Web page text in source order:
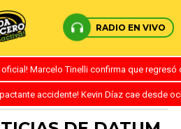
RADIO EN VIVO
oficial! Marcelo Tinelli confirma que
accidente! Kevin Díaz cae desde